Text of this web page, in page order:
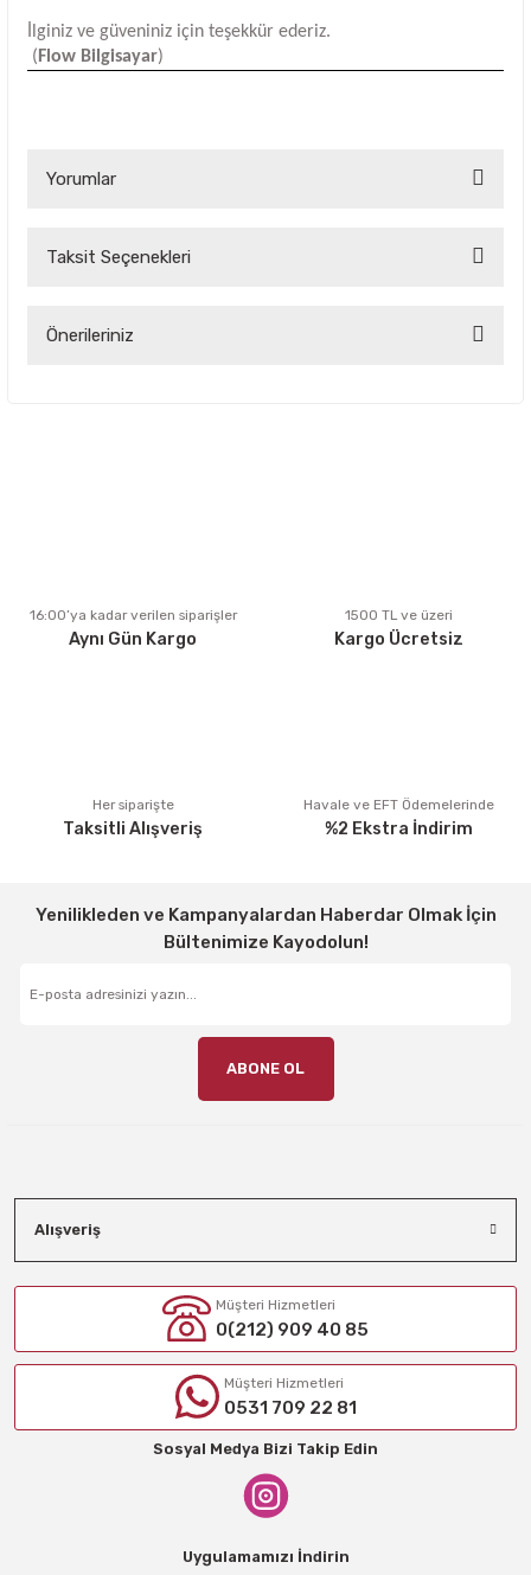
İlginiz ve güveniniz için teşekkür ederiz.
( Flow Bilgisayar)
Yorumlar
Bu ürüne ilk yorumu siz yapın!
Taksit Seçenekleri
Önerileriniz
Ürün fiyatı diğer sitelerden daha pahalı.
Bu ürüne benzer farklı alternatifler olmalı.
16:00’ya kadar verilen siparişler
Aynı Gün Kargo
1500 TL ve üzeri
Kargo Ücretsiz
Her siparişte
Taksitli Alışveriş
Havale ve EFT Ödemelerinde
%2 Ekstra İndirim
Yenilikleden ve Kampanyalardan Haberdar Olmak İçin
Bültenimize Kayodolun!
ABONE OL
Alışveriş
Müşteri Hizmetleri
0(212) 909 40 85
Müşteri Hizmetleri
0531 709 22 81
Sosyal Medya Bizi Takip Edin
Uygulamamızı İndirin